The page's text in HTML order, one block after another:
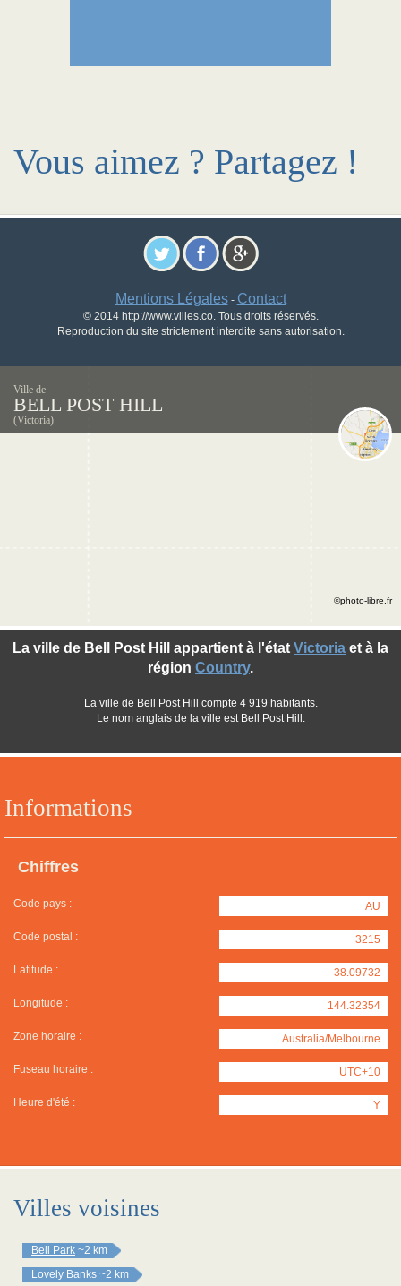
Vous aimez ? Partagez !
Mentions Légales- Contact
© 2014 http://www.villes.co. Tous droits réservés.
Reproduction du site strictement interdite sans autorisation.
Ville de
BELL POST HILL
(Victoria)
Informations
Chiffres
Code pays : AU
Code postal : 3215
Latitude : -38.09732
Longitude : 144.32354
Zone horaire : Australia/Melbourne
Fuseau horaire : UTC+10
Heure d'été : Y
La ville de Bell Post Hill appartient à l'état Victoria et à la
région Country.
La ville de Bell Post Hill compte 4 919 habitants.
Le nom anglais de la ville est Bell Post Hill.
©photo-libre.fr
Villes voisines
Bell Park ~2 km
Lovely Banks ~2 km